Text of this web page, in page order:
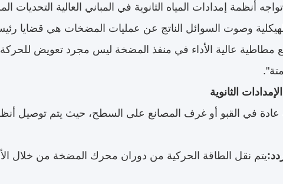
أنظمة إمدادات المياه الثانوية في المباني العالية التحديات
الهيكلية وصوت السوائل الناتج عن عمليات المضخات هي قضايا
عالية الأداء في منفذ المضخة ليس مجرد تعويض
عادة في القبو أو غرف المصانع على السطح، حيث يتم توصيل
يتم نقل الطاقة الحركية من دوران محرك المضخة من خلال